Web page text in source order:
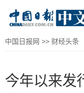
中国日报网 >> 财经头条
今年以来发